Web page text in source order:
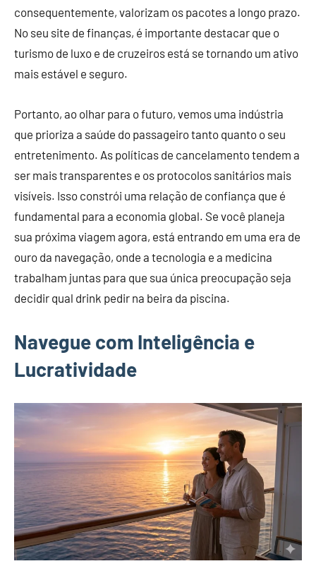
consequentemente, valorizam os pacotes a longo prazo.
No seu site de finanças, é importante destacar que o
turismo de luxo e de cruzeiros está se tornando um ativo
mais estável e seguro.
Portanto, ao olhar para o futuro, vemos uma indústria
que prioriza a saúde do passageiro tanto quanto o seu
entretenimento. As políticas de cancelamento tendem a
ser mais transparentes e os protocolos sanitários mais
visíveis. Isso constrói uma relação de confiança que é
fundamental para a economia global. Se você planeja
sua próxima viagem agora, está entrando em uma era de
ouro da navegação, onde a tecnologia e a medicina
trabalham juntas para que sua única preocupação seja
decidir qual drink pedir na beira da piscina.
Navegue com Inteligência e
Lucratividade